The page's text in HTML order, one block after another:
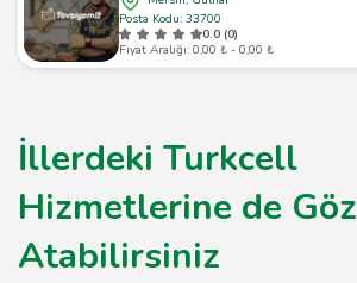
Posta Kodu: 33700
0.0 (0)
Fiyat Aralığı: 0,00 ₺ - 0,00 ₺
İllerdeki Turkcell
Hizmetlerine de Göz
Atabilirsiniz